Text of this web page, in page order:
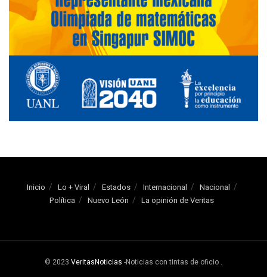
Inicio Lo + Viral Estados Internacional
Nacional
Política
Nuevo León La opinión de Veritas
© 2023 VeritasNoticias -Noticias con tintas de oficio .